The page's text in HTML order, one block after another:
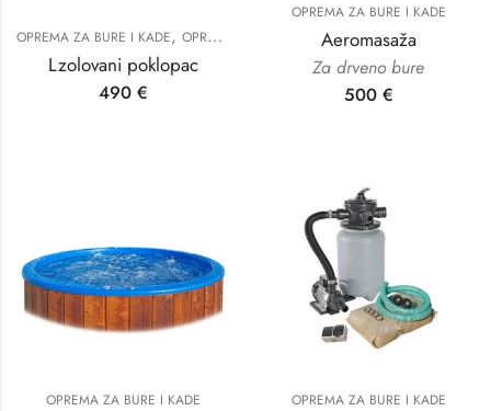
OPREMA ZA BURE I KADE, OPREMA ZA SAUNE
Lzolovani poklopac
490 €
OPREMA ZA BURE I KADE
Aeromasaža
Za drveno bure
500 €
OPREMA ZA BURE I KADE OPREMA ZA BURE I KADE